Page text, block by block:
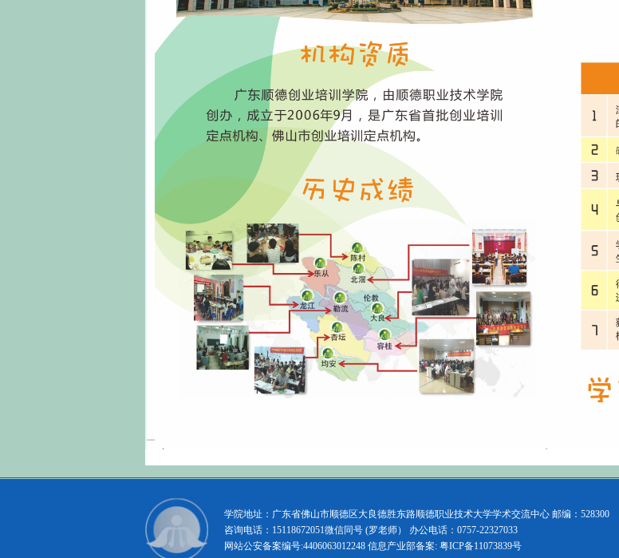
学院地址：广东省佛山市顺德区大良德胜东路顺德职业技术大学学术交流中心 邮编：528300
咨询电话：15118672051微信同号 (罗老师） 办公电话：0757-22327033
网站公安备案编号:4406063012248 信息产业部备案:粤ICP备11073839号